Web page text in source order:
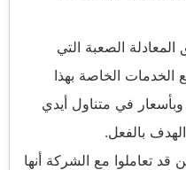
الصعبة التي
الخاصة بهذا
في متناول أيدي
بالفعل.
قد تعاملوا مع الشركة أنها